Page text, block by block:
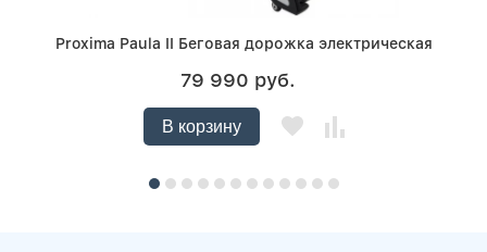
Proxima Paula II Беговая дорожка электрическая
79 990 руб.
В корзину